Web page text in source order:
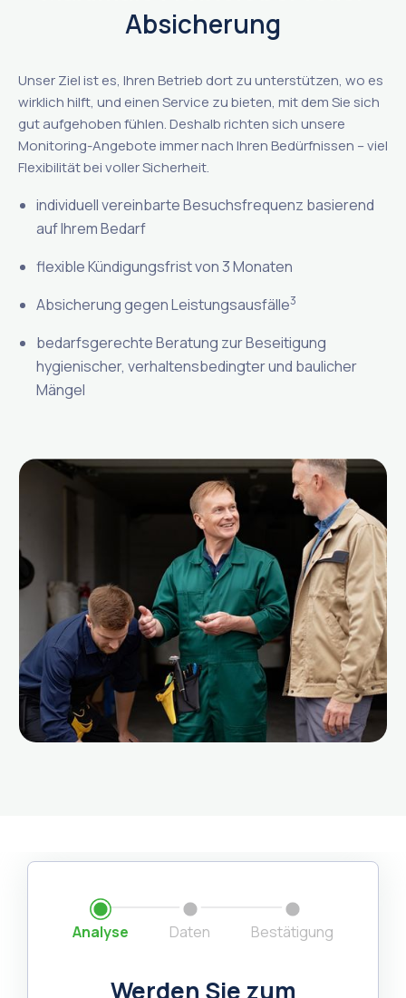
Absicherung
Unser Ziel ist es, Ihren Betrieb dort zu unterstützen, wo es
wirklich hilft, und einen Service zu bieten, mit dem Sie sich
gut aufgehoben fühlen. Deshalb richten sich unsere
Monitoring-Angebote immer nach Ihren Bedürfnissen – viel
Flexibilität bei voller Sicherheit.
individuell vereinbarte Besuchsfrequenz basierend
auf Ihrem Bedarf
flexible Kündigungsfrist von 3 Monaten
Absicherung gegen Leistungsausfälle3
bedarfsgerechte Beratung zur Beseitigung
hygienischer, verhaltensbedingter und baulicher
Mängel